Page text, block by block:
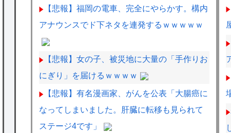
【悲報】福岡の電車、完全にやらかす。構内
アナウンスでド下ネタを連発するｗｗｗｗｗ
【悲報】女の子、被災地に大量の「手作りお
にぎり」を届けるｗｗｗｗ
【悲報】有名漫画家、がんを公表「大腸癌に
なってしまいました。肝臓に転移も見られて
ステージ4です」